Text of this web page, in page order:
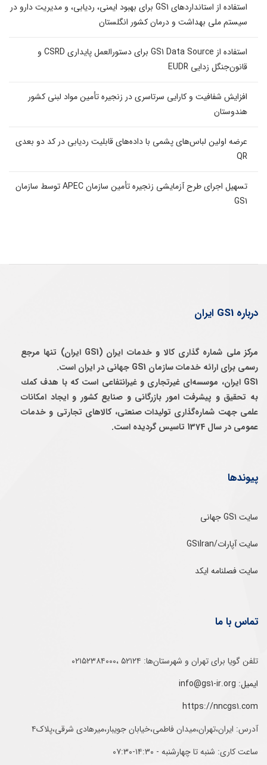
استفاده از استانداردهای GS1 برای بهبود ایمنی، ردیابی، و مدیریت دارو در
سیستم ملی بهداشت و درمان کشور انگلستان
استفاده از GS1 Data Source برای دستورالعمل پایداری CSRD و
قانون‌جنگل زدایی EUDR
افزایش شفافیت و کارایی سرتاسری در زنجیره تأمین مواد لبنی کشور
هندوستان
عرضه اولین لباس‌های پشمی با داده‌های قابلیت ردیابی در کد دو بعدی
QR
تسهیل اجرای طرح آزمایشی زنجیره تأمین سازمان APEC توسط سازمان
GS1
درباره GS1 ایران
مرکز ملی شماره گذاری کالا و خدمات ایران (GS1 ایران) تنها مرجع
رسمی برای ارائه خدمات سازمان GS1 جهانی در ایران است.
GS1 ایران، موسسه‌ای غيرتجاری و غيرانتفاعی است كه با هدف كمك
به تحقيق و پيشرفت امور بازرگانی و صنايع كشور و ايجاد امكانات
علمی جهت شماره‌گذاری توليدات صنعتی، كالاهای تجارتی و خدمات
عمومی در سال 1374 تاسيس گرديده است.
پیوندها
سایت GS1 جهانی
سایت آپارات/GS1Iran
سایت فصلنامه ایکد
تماس با ما
تلفن‌ گویا برای‌ تهران‌‌ و‌ شهرستان‌ها:‌ ۵۲۱۲۴ ،۰۲۱۵۲۳۸۴۰۰۰
ایمیل: info@gs1-ir.org
https://nncgs1.com
آدرس: ایران،تهران،میدان فاطمی،خیابان جویبار،میرهادی شرقی،پلاک۴
ساعت کاری: شنبه تا چهارشنبه - ۱۴:۳۰-۰۷:۳۰